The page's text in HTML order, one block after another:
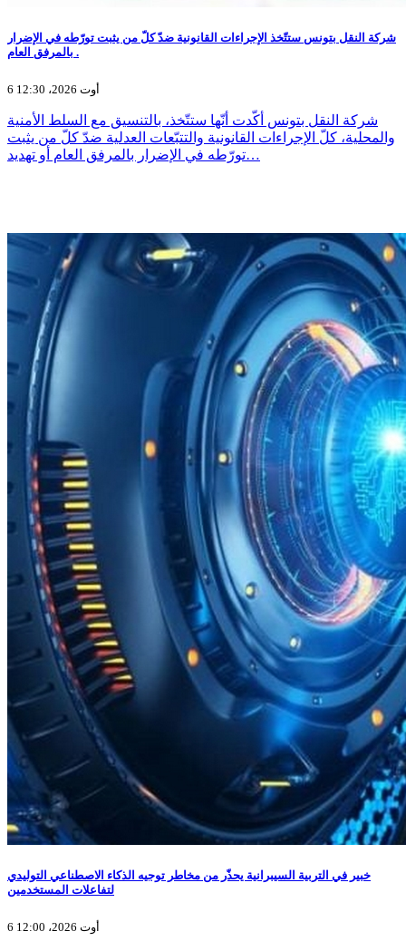
شركة النقل بتونس ستتّخذ الإجراءات القانونية ضدّ كلّ من يثبت تورّطه في الإضرار
بالمرفق العام .
6 أوت 2026، 12:30
شركة النقل بتونس أكّدت أنّها ستتّخذ، بالتنسيق مع السلط الأمنية
والمحلية، كلّ الإجراءات القانونية والتتبّعات العدلية ضدّ كلّ من يثبت
تورّطه في الإضرار بالمرفق العام أو تهديد…
خبير في التربية السيبرانية يحذّر من مخاطر توجيه الذكاء الاصطناعي التوليدي
لتفاعلات المستخدمين
6 أوت 2026، 12:00